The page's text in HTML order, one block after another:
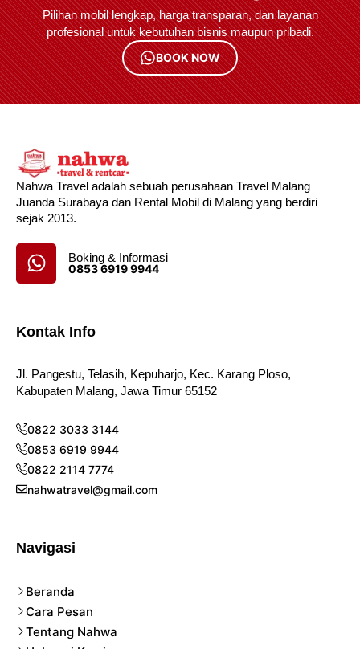
Pilihan mobil lengkap, harga transparan, dan layanan
profesional untuk kebutuhan bisnis maupun pribadi.
BOOK NOW
Nahwa Travel adalah sebuah perusahaan Travel Malang
Juanda Surabaya dan Rental Mobil di Malang yang berdiri
sejak 2013.
Boking & Informasi
0853 6919 9944
Kontak Info
Jl. Pangestu, Telasih, Kepuharjo, Kec. Karang Ploso,
Kabupaten Malang, Jawa Timur 65152
0822 3033 3144
0853 6919 9944
0822 2114 7774
nahwatravel@gmail.com
Navigasi
Beranda
Cara Pesan
Tentang Nahwa